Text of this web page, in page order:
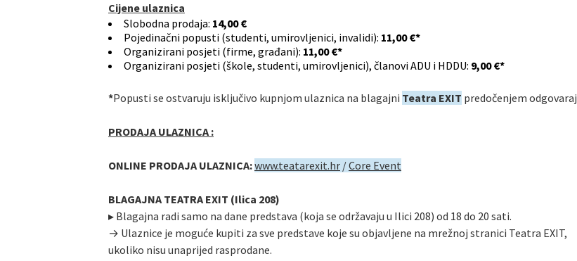
Cijene ulaznica
Slobodna prodaja: 14,00 €
Pojedinačni popusti (studenti, umirovljenici, invalidi): 11,00 €*
Organizirani posjeti (firme, građani): 11,00 €*
Organizirani posjeti (škole, studenti, umirovljenici), članovi ADU i HDDU: 9,00 €*
*Popusti se ostvaruju isključivo kupnjom ulaznica na blagajni Teatra EXIT predočenjem
PRODAJA ULAZNICA :
ONLINE PRODAJA ULAZNICA:www.teatarexit.hr /Core Event
BLAGAJNA TEATRA EXIT (Ilica 208)
▸ Blagajna radi samo na dane predstava (koja se održavaju u Ilici 208) od 18 do 20 sati.
→ Ulaznice je moguće kupiti za sve predstave koje su objavljene na mrežnoj stranici Teatra EXIT,
ukoliko nisu unaprijed rasprodane.